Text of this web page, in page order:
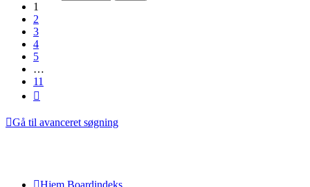
1
2
3
4
5
…
11
Gå til avanceret søgning